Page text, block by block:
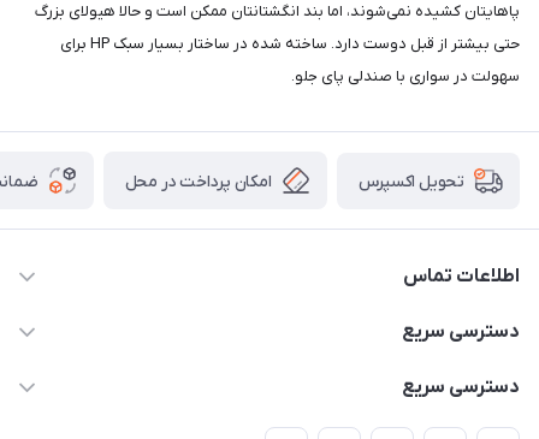
پاهایتان کشیده نمی‌شوند، اما بند انگشتانتان ممکن است و حالا هیولای بزرگ
حتی بیشتر از قبل دوست دارد. ساخته شده در ساختار بسیار سبک HP برای
سهولت در سواری با صندلی پای جلو.
تحویل اکسپرس امکان پرداخت در محل
اطلاعات تماس
02166456492 - 09121933405
دسترسی سریع
خرید کیسه خواب
دسترسی سریع
چادر سرخپوستی